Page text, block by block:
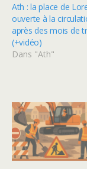
Ath : la place de
ouverte à la
après des mois de
(+vidéo)
Dans "Ath"